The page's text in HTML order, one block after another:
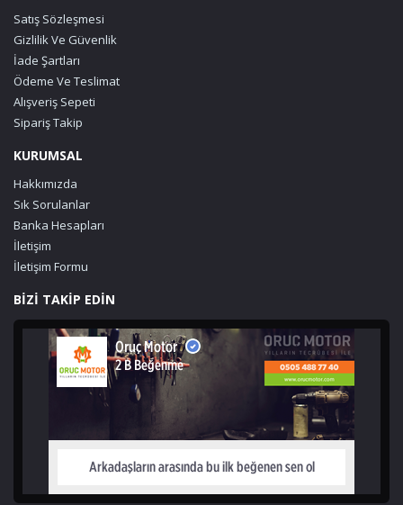
Satış Sözleşmesi
Gizlilik Ve Güvenlik
İade Şartları
Ödeme Ve Teslimat
Alışveriş Sepeti
Sipariş Takip
KURUMSAL
Hakkımızda
Sık Sorulanlar
Banka Hesapları
İletişim
İletişim Formu
BİZİ TAKİP EDİN